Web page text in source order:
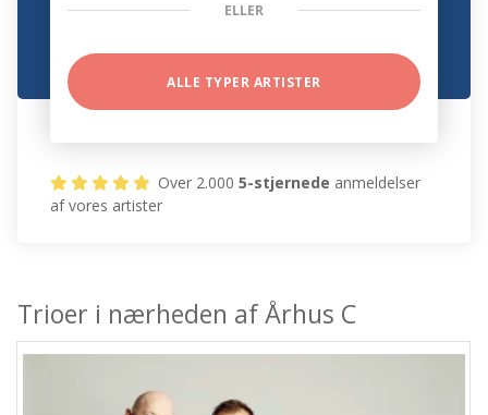
ELLER
ALLE TYPER ARTISTER
Over 2.0005-stjernede anmeldelser
af vores artister
Trioer i nærheden af Århus C